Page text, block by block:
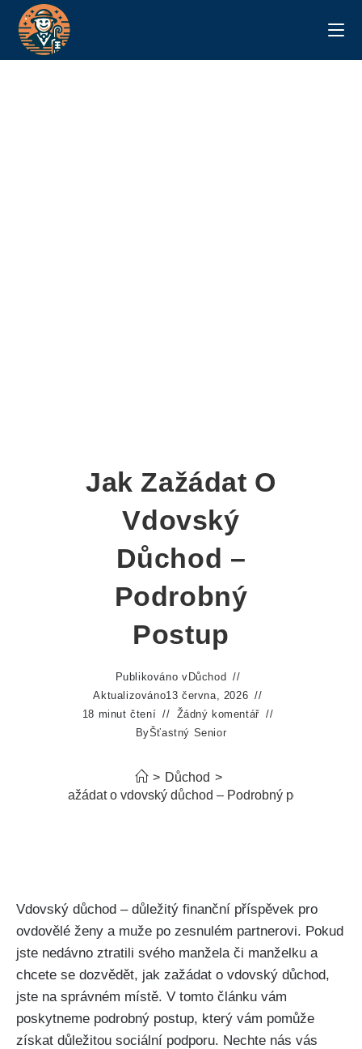
Jak Zažádat O
Vdovský
Důchod –
Podrobný
Postup
Publikováno v Důchod
Aktualizováno13 června, 2026
18 minut čtení
Žádný komentář
ByŠťastný Senior
> Důchod >
Jak zažádat o vdovský důchod – Podrobný postup
Vdovský důchod – důležitý finanční příspěvek pro
ovdovělé ženy a muže po zesnulém partnerovi. Pokud
jste nedávno ztratili svého manžela či manželku a
chcete se dozvědět, jak zažádat o vdovský důchod,
jste na správném místě. V tomto článku vám
poskytneme podrobný postup, který vám pomůže
získat důležitou sociální podporu. Nechte nás vás